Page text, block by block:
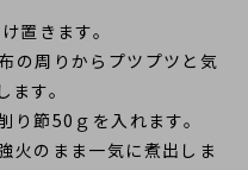
置きます。
の周りからプツプツと気
す。
り節50ｇを入れます。
火のまま一気に煮出しま